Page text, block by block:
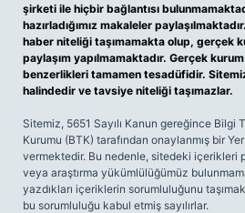
şirketi ile hiçbir bağlantısı
hazırladığımız makaleler
haber niteliği taşımamakta olup, gerçek
paylaşım yapılmamaktadır. Gerçek
benzerlikleri tamamen tesadüfidir.
halindedir ve tavsiye niteliği taşımazlar.
Sitemiz, 5651 Sayılı Kanun gereğince Bilgi
Kurumu (BTK) tarafından onaylanmış bir
vermektedir. Bu nedenle, sitedeki içerikleri
veya araştırma yükümlülüğümüz
yazdıkları içeriklerin sorumluluğunu
bu sorumluluğu kabul etmiş sayılırlar.